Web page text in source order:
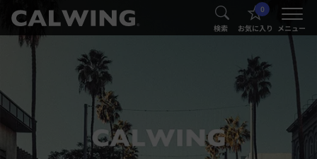
® 検索
0
お気に入り メニュー
®